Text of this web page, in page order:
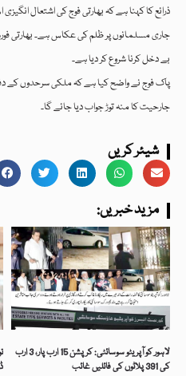
ذرائع کا کہنا ہے کہ بھارتی فوج کی اشتعال
جاری مسلمانوں پر ظلم کی عکاس ہے۔ بھارتی
بے دخل کرنا شروع کر دیا ہے۔
پاک فوج نے واضح کیا ہے کہ ملکی سرحدوں کے
جارحیت کا منہ توڑ جواب دیا جائے گا۔
شیئر کریں
:مزید خبریں
لاہور کو آپریٹو سوسائٹی: کرپشن 15 ارب پار، 3 ارب
کی 391 پلاٹوں کی فائلیں غائب